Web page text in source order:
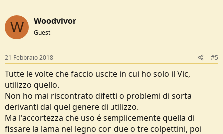
W Woodvivor
Guest
21 Febbraio 2018 #5
Tutte le volte che faccio uscite in cui ho solo il Vic,
utilizzo quello.
Non ho mai riscontrato difetti o problemi di sorta
derivanti dal quel genere di utilizzo.
Ma l'accortezza che uso é semplicemente quella di
fissare la lama nel legno con due o tre colpettini, poi